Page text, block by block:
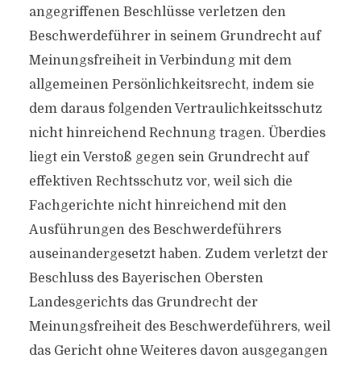
angegriffenen Beschlüsse verletzen den
Beschwerdeführer in seinem Grundrecht auf
Meinungsfreiheit in Verbindung mit dem
allgemeinen Persönlichkeitsrecht, indem sie
dem daraus folgenden Vertraulichkeitsschutz
nicht hinreichend Rechnung tragen. Überdies
liegt ein Verstoß gegen sein Grundrecht auf
effektiven Rechtsschutz vor, weil sich die
Fachgerichte nicht hinreichend mit den
Ausführungen des Beschwerdeführers
auseinandergesetzt haben. Zudem verletzt der
Beschluss des Bayerischen Obersten
Landesgerichts das Grundrecht der
Meinungsfreiheit des Beschwerdeführers, weil
das Gericht ohne Weiteres davon ausgegangen